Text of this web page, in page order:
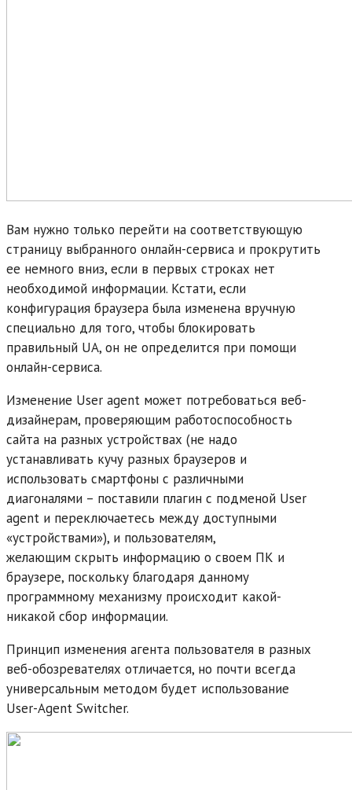
Вам нужно только перейти на соответствующую
страницу выбранного онлайн-сервиса и прокрутить
ее немного вниз, если в первых строках нет
необходимой информации. Кстати, если
конфигурация браузера была изменена вручную
специально для того, чтобы блокировать
правильный UA, он не определится при помощи
онлайн-сервиса.
Изменение User agent может потребоваться веб-
дизайнерам, проверяющим работоспособность
сайта на разных устройствах (не надо
устанавливать кучу разных браузеров и
использовать смартфоны с различными
диагоналями – поставили плагин с подменой User
agent и переключаетесь между доступными
«устройствами»), и пользователям,
желающим скрыть информацию о своем ПК и
браузере, поскольку благодаря данному
программному механизму происходит какой-
никакой сбор информации.
Принцип изменения агента пользователя в разных
веб-обозревателях отличается, но почти всегда
универсальным методом будет использование
User-Agent Switcher.